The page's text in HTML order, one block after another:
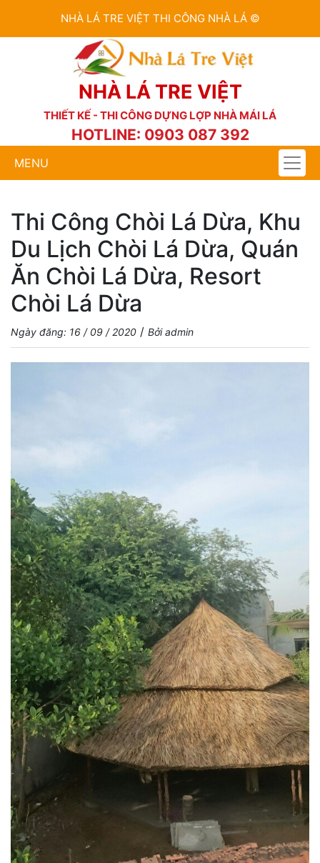
NHÀ LÁ TRE VIỆT THI CÔNG NHÀ LÁ ©
NHÀ LÁ TRE VIỆT
THIẾT KẾ - THI CÔNG DỰNG LỢP NHÀ MÁI LÁ
HOTLINE: 0903 087 392
MENU
Thi Công Chòi Lá Dừa, Khu
Du Lịch Chòi Lá Dừa, Quán
Ăn Chòi Lá Dừa, Resort
Chòi Lá Dừa
Ngày đăng: 16 / 09 / 2020 / Bởi admin